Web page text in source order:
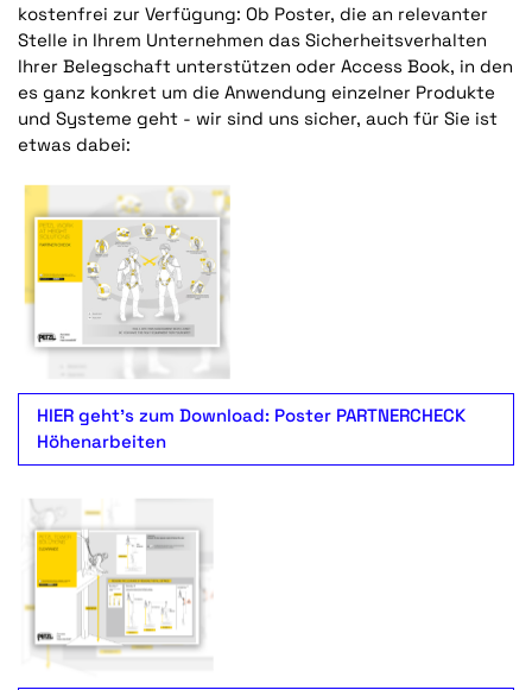
kostenfrei zur Verfügung: Ob Poster, die an relevanter
Stelle in Ihrem Unternehmen das Sicherheitsverhalten
Ihrer Belegschaft unterstützen oder Access Book, in den
es ganz konkret um die Anwendung einzelner Produkte
und Systeme geht - wir sind uns sicher, auch für Sie ist
etwas dabei:
HIER geht's zum Download: Poster PARTNERCHECK
Höhenarbeiten